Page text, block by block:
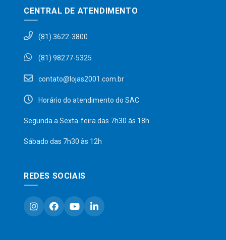
CENTRAL DE ATENDIMENTO
(81) 3622-3800
(81) 98277-5325
contato@lojas2001.com.br
Horário do atendimento do SAC
Segunda a Sexta-feira das 7h30 às 18h
Sábado das 7h30 às 12h
REDES SOCIAIS